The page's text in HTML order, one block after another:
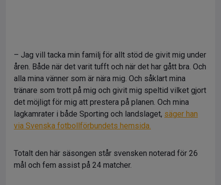
– Jag vill tacka min familj för allt stöd de givit mig under
åren. Både när det varit tufft och när det har gått bra. Och
alla mina vänner som är nära mig. Och såklart mina
tränare som trott på mig och givit mig speltid vilket gjort
det möjligt för mig att prestera på planen. Och mina
lagkamrater i både Sporting och landslaget, säger han
via Svenska fotbollförbundets hemsida.
Totalt den här säsongen står svensken noterad för 26
mål och fem assist på 24 matcher.